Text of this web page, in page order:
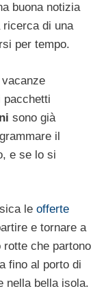
buona notizia
ricerca di una
per tempo.
pacchetti
sono già
il
e se lo si
le offerte
e tornare a
che partono
fino al porto di
nella bella isola.